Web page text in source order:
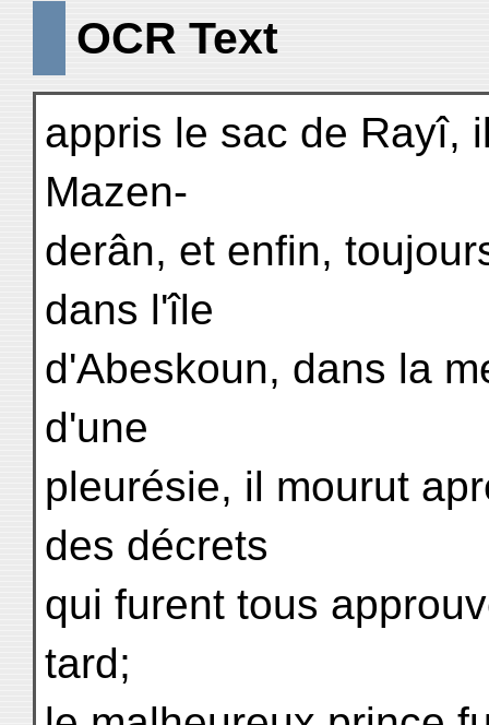
OCR Text
appris le sac de Rayî,
Mazen-
derân, et enfin,
dans l'île
d'Abeskoun, dans la
d'une
pleurésie, il mourut
des décrets
qui furent tous
tard;